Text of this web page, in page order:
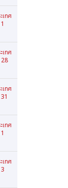
เทศ
เทศ
เทศ
เทศ
เทศ